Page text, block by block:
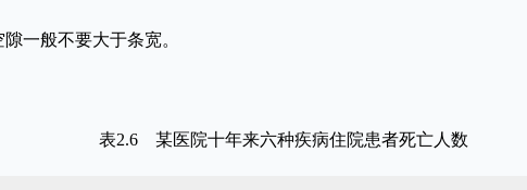
一般不要大于条宽。
表2.6 某医院十年来六种疾病住院患者死亡人数